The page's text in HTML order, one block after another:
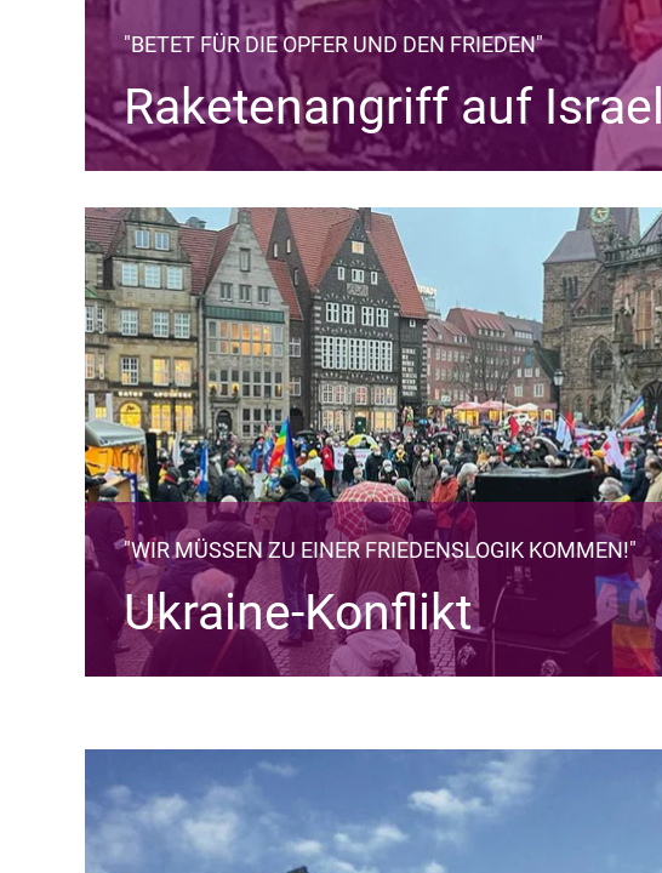
"BETET FÜR DIE OPFER UND DEN FRIEDEN"
Raketenangriff auf Israel
"WIR MÜSSEN ZU EINER FRIEDENSLOGIK KOMMEN!"
Ukraine-Konflikt